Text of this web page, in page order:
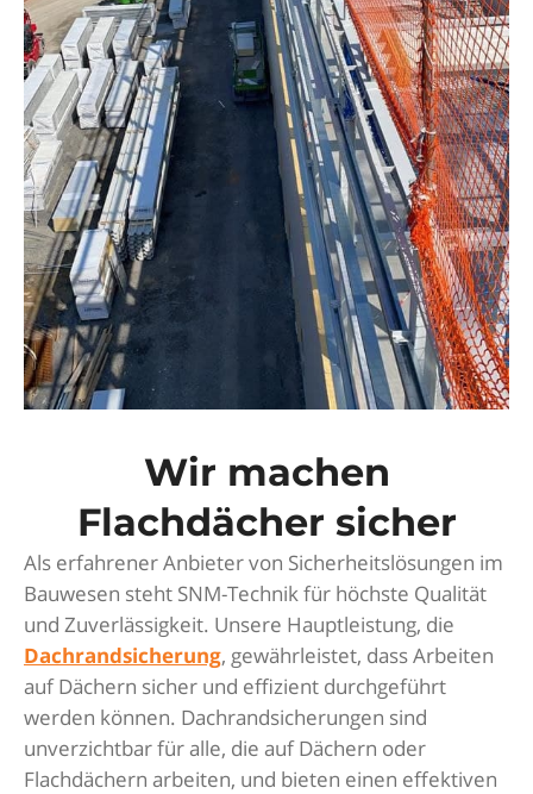
Kantenschutznetz montiert
Wir machen
Flachdächer sicher
Als erfahrener Anbieter von Sicherheitslösungen im
Bauwesen steht SNM-Technik für höchste Qualität
und Zuverlässigkeit. Unsere Hauptleistung, die
Dachrandsicherung, gewährleistet, dass Arbeiten
auf Dächern sicher und effizient durchgeführt
werden können. Dachrandsicherungen sind
unverzichtbar für alle, die auf Dächern oder
Flachdächern arbeiten, und bieten einen effektiven